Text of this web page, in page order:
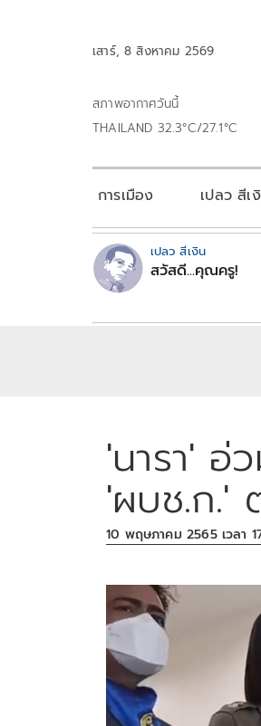
เสาร์, 8 สิงหาคม 2569
สภาพอากาศวันนี้
THAILAND 32.3°C/27.1°C
การเมือง เปลว สีเ
เปลว สีเงิน
สวัสดี...คุณครู!
'นารา' อ่
'ผบช.ก.'
10 พฤษภาคม 2565 เวลา